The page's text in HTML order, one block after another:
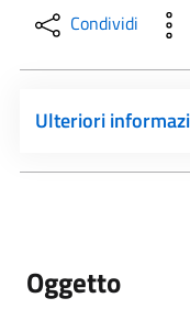
Condividi
Ulteriori
Oggetto